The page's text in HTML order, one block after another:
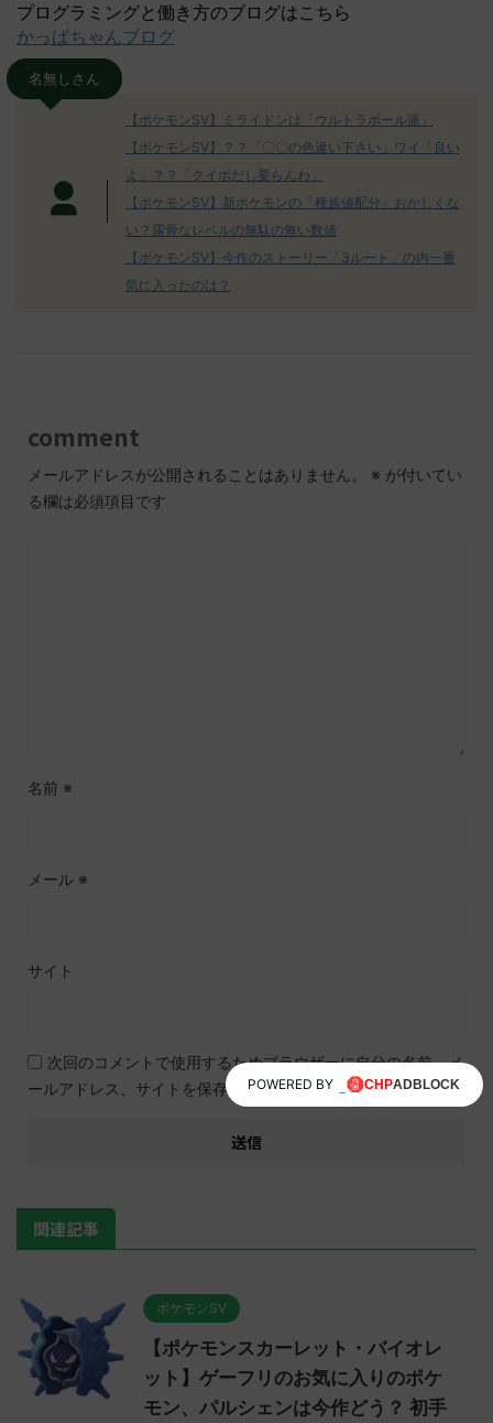
プログラミングと働き方のブログはこちら
かっぱちゃんブログ
名無しさん
【ポケモンSV】ミライドンは「ウルトラボール派」
【ポケモンSV】？？「〇〇の色違い下さい」ワイ「良い
よ」？？「クイボだし要らんわ」
【ポケモンSV】新ポケモンの「種族値配分」おかしくな
い？露骨なレベルの無駄の無い数値
【ポケモンSV】今作のストーリー「3ルート」の内一番
気に入ったのは？
comment
メールアドレスが公開されることはありません。 ※ が付いてい
る欄は必須項目です
名前 ※
メール ※
サイト
次回のコメントで使用するためブラウザーに自分の名前、メ
ールアドレス、サイトを保存する。
関連記事
ポケモンSV
【ポケモンスカーレット・バイオレ
ット】ゲーフリのお気に入りのポケ
モン、パルシェンは今作どう？ 初手
POWERED BY